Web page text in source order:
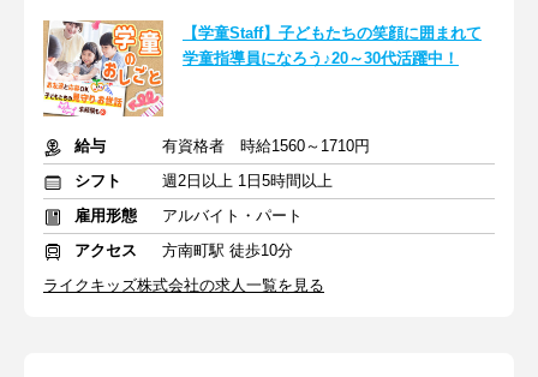
【学童Staff】子どもたちの笑顔に囲まれて
学童指導員になろう♪20～30代活躍中！
給与
有資格者 時給1560～1710円
シフト
週2日以上 1日5時間以上
雇用形態
アルバイト・パート
アクセス
方南町駅 徒歩10分
ライクキッズ株式会社の求人一覧を見る